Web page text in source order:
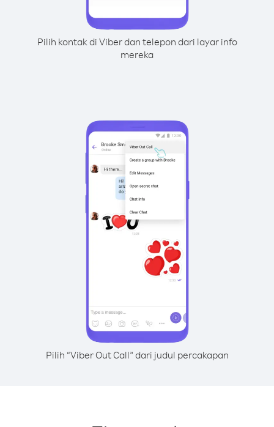
Pilih kontak di Viber dan telepon dari layar info
mereka
Pilih “Viber Out Call” dari judul percakapan